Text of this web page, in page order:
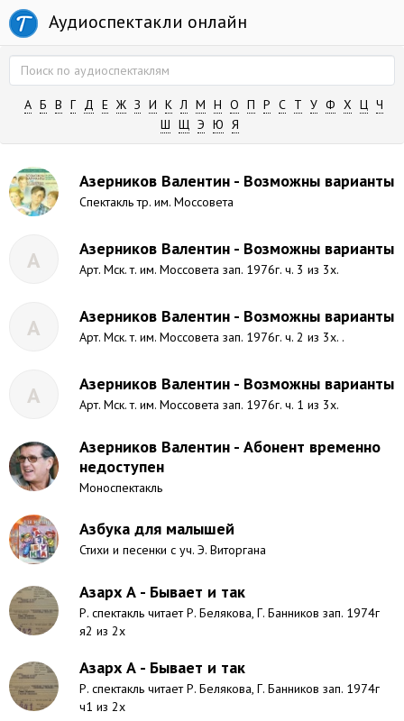
Аудиоспектакли онлайн
А Б В Г Д Е Ж З И К Л М Н О П Р С Т У Ф Х Ц Ч
Ш Щ Э Ю Я
Азерников Валентин - Возможны варианты
Спектакль тр. им. Моссовета
А Азерников Валентин - Возможны варианты
Арт. Мск. т. им. Моссовета зап. 1976г. ч. 3 из 3х.
А Азерников Валентин - Возможны варианты
Арт. Мск. т. им. Моссовета зап. 1976г. ч. 2 из 3х. .
А Азерников Валентин - Возможны варианты
Арт. Мск. т. им. Моссовета зап. 1976г. ч. 1 из 3х.
Азерников Валентин - Абонент временно
недоступен
Моноспектакль
Азбука для малышей
Стихи и песенки с уч. Э. Виторгана
Азарх А - Бывает и так
Р. спектакль читает Р. Белякова, Г. Банников зап. 1974г
я2 из 2х
Азарх А - Бывает и так
Р. спектакль читает Р. Белякова, Г. Банников зап. 1974г
ч1 из 2х